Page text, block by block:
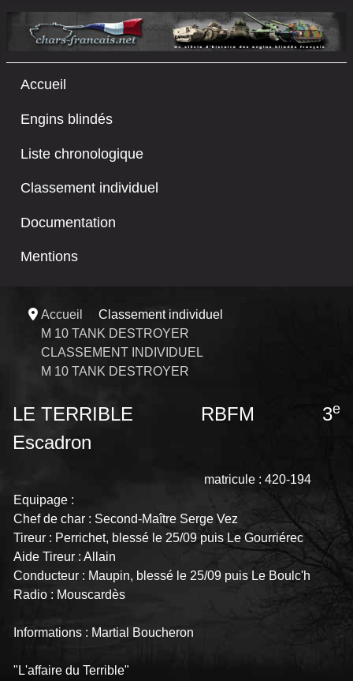
Accueil
Engins blindés
Liste chronologique
Classement individuel
Documentation
Mentions
Accueil
Classement individuel
M 10 TANK DESTROYER
CLASSEMENT INDIVIDUEL
M 10 TANK DESTROYER
LE TERRIBLE RBFM 3e
Escadron
matricule : 420-194
Equipage :
Chef de char : Second-Maître Serge Vez
Tireur : Perrichet, blessé le 25/09 puis Le Gourriérec
Aide Tireur : Allain
Conducteur : Maupin, blessé le 25/09 puis Le Boulc'h
Radio : Mouscardès
Informations : Martial Boucheron
"L'affaire du Terrible"